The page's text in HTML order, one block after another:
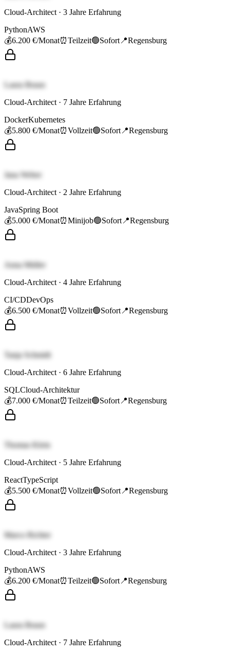
Cloud-Architect · 3 Jahre Erfahrung
PythonAWS
💰6.200 €/Monat⏰Teilzeit🟢Sofort 📍Regensburg
Laura Braun
Cloud-Architect · 7 Jahre Erfahrung
DockerKubernetes
💰5.800 €/Monat⏰Vollzeit🟢Sofort 📍Regensburg
Jana Weber
Cloud-Architect · 2 Jahre Erfahrung
JavaSpring Boot
💰5.000 €/Monat⏰Minijob🟢Sofort 📍Regensburg
Anna Müller
Cloud-Architect · 4 Jahre Erfahrung
CI/CDDevOps
💰6.500 €/Monat⏰Vollzeit🟢Sofort 📍Regensburg
Tanja Schmidt
Cloud-Architect · 6 Jahre Erfahrung
SQLCloud-Architektur
💰7.000 €/Monat⏰Teilzeit🟢Sofort 📍Regensburg
Thomas Klein
Cloud-Architect · 5 Jahre Erfahrung
ReactTypeScript
💰5.500 €/Monat⏰Vollzeit🟢Sofort 📍Regensburg
Marco Richter
Cloud-Architect · 3 Jahre Erfahrung
PythonAWS
💰6.200 €/Monat⏰Teilzeit🟢Sofort 📍Regensburg
Laura Braun
Cloud-Architect · 7 Jahre Erfahrung